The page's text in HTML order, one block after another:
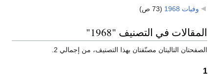
وفيات 1968 (73 ص)
المقالات في التصنيف "1968"
الصفحتان التاليتان مصنّفتان بهذا التصنيف، من إجمالي 2.
1